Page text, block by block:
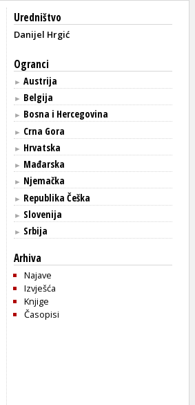
Uredništvo
Danijel Hrgić
Ogranci
► Austrija
► Belgija
► Bosna i Hercegovina
► Crna Gora
► Hrvatska
► Mađarska
► Njemačka
► Republika Češka
► Slovenija
► Srbija
Arhiva
Najave
Izvješća
Knjige
Časopisi